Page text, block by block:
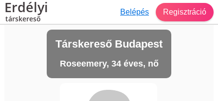
Erdélyi
társkereső
Belépés Regisztráció
Társkereső Budapest
Roseemery, 34 éves, nő